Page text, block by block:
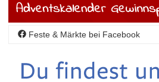
Feste & Märkte bei Facebook